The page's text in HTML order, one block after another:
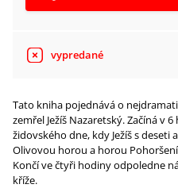
vypredané
Tato kniha pojednává o
zemřel Ježíš Nazaretský. Začíná v
židovského dne, kdy Ježíš s
Olivovou horou a horou
Končí ve čtyři hodiny odpoledne
kříže.